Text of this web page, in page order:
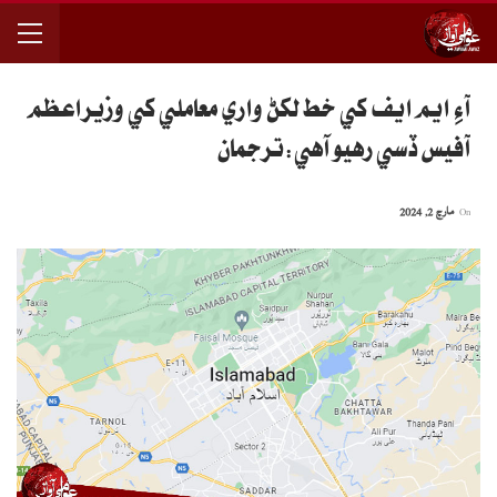
آءِ ايم ايف کي خط لکڻ واري معاملي کي وزيراعظم
آفيس ڏسي رهيو آهي:ترجمان
مارچ 2, 2024